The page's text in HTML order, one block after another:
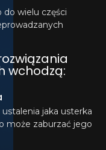
do wielu części
wchodzą:
jaka usterka
może zaburzać jego